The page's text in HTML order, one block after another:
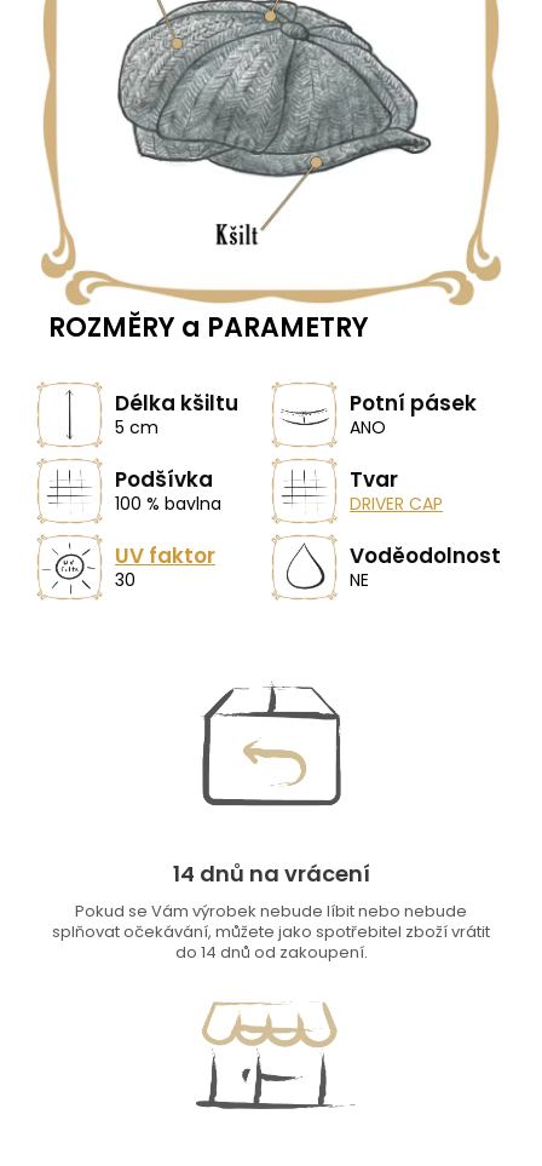
ROZMĚRY a PARAMETRY
Délka kšiltu
5 cm
Potní pásek
ANO
Podšívka
100 % bavlna
Tvar
DRIVER CAP
UV faktor
30
Voděodolnost
NE
14 dnů na vrácení
Pokud se Vám výrobek nebude líbit nebo nebude
splňovat očekávání, můžete jako spotřebitel zboží vrátit
do 14 dnů od zakoupení.